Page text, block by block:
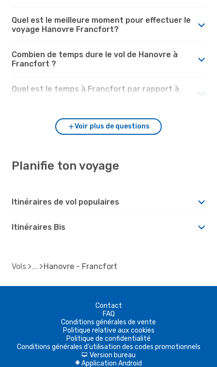
Quel est le meilleure moment pour effectuer le
voyage Hanovre Francfort?
Combien de temps dure le vol de Hanovre à
Francfort ?
Quel est le temps à Francfort par rapport à
Voir plus de questions
Planifie ton voyage
Itinéraires de vol populaires
Itinéraires Bis
Vols Hanovre - Francfort
Contact
FAQ
Conditions générales de vente
Politique relative aux cookies
Politique de confidentialité
Conditions générales d'utilisation des codes promotionnels
d Version bureau
A Application Android